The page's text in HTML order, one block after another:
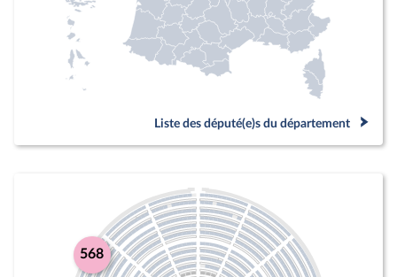
Liste des député(e)s du département
568